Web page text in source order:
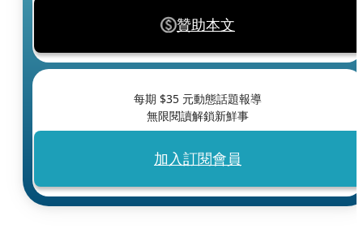
贊助本文
每期 $35 元動態話題報導
無限閱讀解鎖新鮮事
加入訂閱會員